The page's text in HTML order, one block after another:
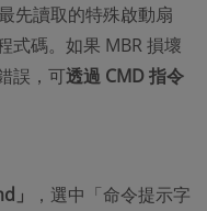
先讀取的特殊啟動扇
式碼。如果 MBR 損壞
誤，可透過 CMD 指令
」
，選中「命令提示字